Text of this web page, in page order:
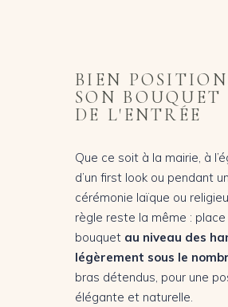
BIEN
SON BOUQUET
DE L'ENTRÉE
Que ce soit à la mairie, à
d’un first look ou pendant
cérémonie laïque ou
règle reste la même :
bouquet au niveau des
légèrement sous le
bras détendus, pour une
élégante et naturelle.